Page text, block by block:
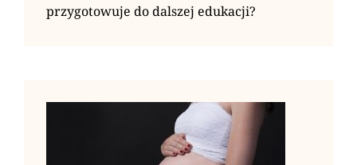
przygotowuje do dalszej edukacji?